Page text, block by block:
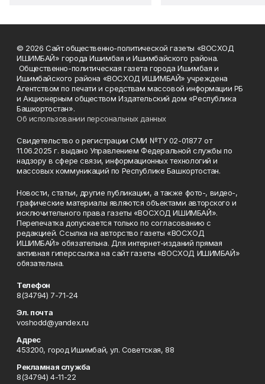
© 2026 Сайт общественно-политической газеты «ВОСХОД
ИШИМБАЙ» города Ишимбая и Ишимбайского района.
Общественно-политическая газета города Ишимбая и
Ишимбайского района «ВОСХОД ИШИМБАЙ» учреждена
Агентством по печати и средствам массовой информации РБ
и Акционерным обществом Издательский дом «Республика
Башкортостан».
Об использовании персональных данных
Свидетельство о регистрации СМИ №ТУ 02-01877 от
11.06.2025 г. выдано Управлением Федеральной службы по
надзору в сфере связи, информационных технологий и
массовых коммуникаций по Республике Башкортостан.
Новости, статьи, другие публикации, а также фото-, видео-,
графические материалы являются объектами авторского и
исключительного права газеты «ВОСХОД ИШИМБАЙ».
Перепечатка допускается только по согласованию с
редакцией. Ссылка на авторство газеты «ВОСХОД
ИШИМБАЙ» обязательна. Для интернет-изданий прямая
активная гиперссылка на сайт газеты «ВОСХОД ИШИМБАЙ»
обязательна.
Телефон
8(34794) 7-71-24
Эл. почта
voshodd@yandex.ru
Адрес
453200, город Ишимбай, ул. Советская, 88
Рекламная служба
8(34794) 4-11-22